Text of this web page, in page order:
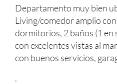
Departamento muy bien
Living/comedor amplio
dormitorios, 2 baños (1 en
con excelentes vistas al
con buenos servicios,
.